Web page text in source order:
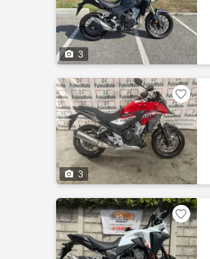
 3
 3

